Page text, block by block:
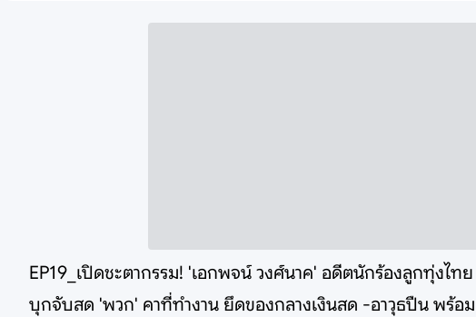
EP19_เปิดชะตากรรม! 'เอกพจน์ วงศ์นาค' อดีตนักร้องลูกทุ่งไ
บุกจับสด 'พวก' คาที่ทำงาน ยึดของกลางเงินสด -อาวุธปืน พร้